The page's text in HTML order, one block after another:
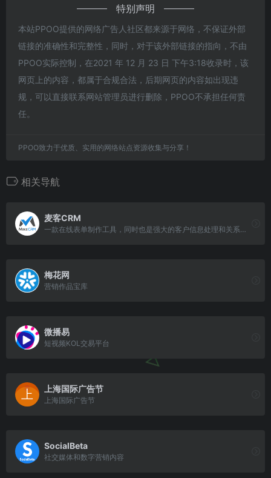
特别声明
本站PPOO提供的网络广告人社区都来源于网络，不保证外部
链接的准确性和完整性，同时，对于该外部链接的指向，不由
PPOO实际控制，在2021 年 12 月 23 日 下午3:18收录时，该
网页上的内容，都属于合规合法，后期网页的内容如出现违
规，可以直接联系网站管理员进行删除，PPOO不承担任何责
任。
PPOO致力于优质、实用的网络站点资源收集与分享！
相关导航
麦客CRM
一款在线表单制作工具，同时也是强大的客户信息处理和关系管理系统。
梅花网
营销作品宝库
微播易
短视频KOL交易平台
上海国际广告节
上海国际广告节
SocialBeta
社交媒体和数字营销内容